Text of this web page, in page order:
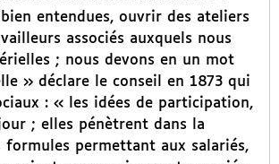
entendues, ouvrir des ateliers
associés auxquels nous
; nous devons en un mot
» déclare le conseil en 1873 qui
: « les idées de participation,
; elles pénètrent dans la
permettant aux salariés,